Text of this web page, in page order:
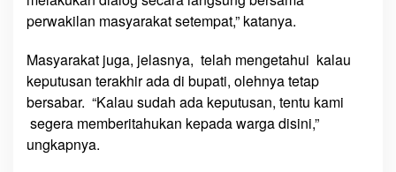
s
a
B
u
p
a
perwakilan masyarakat setempat,” katanya.
Masyarakat juga, jelasnya, telah mengetahui kalau
keputusan terakhir ada di bupati, olehnya tetap
bersabar. “Kalau sudah ada keputusan, tentu kami
segera memberitahukan kepada warga disini,”
ungkapnya.